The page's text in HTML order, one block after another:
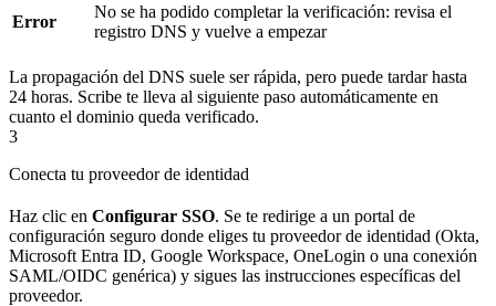
Error
No se ha podido completar la verificación: revisa el
registro DNS y vuelve a empezar
La propagación del DNS suele ser rápida, pero puede tardar hasta
24 horas. Scribe te lleva al siguiente paso automáticamente en
cuanto el dominio queda verificado.
3
Conecta tu proveedor de identidad
Haz clic en Configurar SSO. Se te redirige a un portal de
configuración seguro donde eliges tu proveedor de identidad (Okta,
Microsoft Entra ID, Google Workspace, OneLogin o una conexión
SAML/OIDC genérica) y sigues las instrucciones específicas del
proveedor.